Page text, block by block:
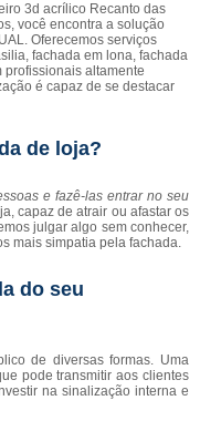
3d acrílico Recanto das
você encontra a solução
Oferecemos serviços
fachada em lona, fachada
profissionais altamente
é capaz de se destacar
de loja?
e fazê-las entrar no seu
capaz de atrair ou afastar os
julgar algo sem conhecer,
mais simpatia pela fachada.
do seu
de diversas formas. Uma
pode transmitir aos clientes
na sinalização interna e